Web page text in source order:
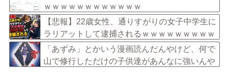
ｗｗｗｗｗｗｗｗｗｗｗｗ
【悲報】22歳女性、通りすがりの女子中学生に
ラリアットして逮捕されるｗｗｗｗｗｗｗｗｗ
ｗｗｗｗ
「あずみ」とかいう漫画読んだんやけど、何で
山で修行しただけの子供達があんなに強いんや